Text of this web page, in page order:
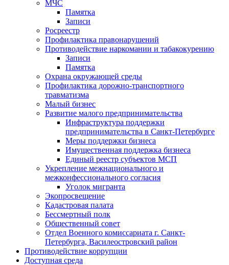
МЧС
Памятка
Записи
Росреестр
Профилактика правонарушений
Противодействие наркомании и табакокурению
Записи
Памятка
Охрана окружающей среды
Профилактика дорожно-транспортного
травматизма
Малый бизнес
Развитие малого предпринимательства
Инфраструктура поддержки
предпринимательства в Санкт-Петербурге
Меры поддержки бизнеса
Имущественная поддержка бизнеса
Единый реестр субъектов МСП
Укрепление межнационального и
межконфессионального согласия
Уголок мигранта
Экопросвещение
Кадастровая палата
Бессмертный полк
Общественный совет
Отдел Военного комиссариата г. Санкт-
Петербурга, Василеостровский район
Противодействие коррупции
Доступная среда